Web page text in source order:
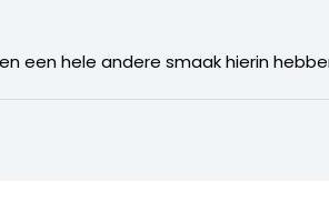
een hele andere smaak hierin